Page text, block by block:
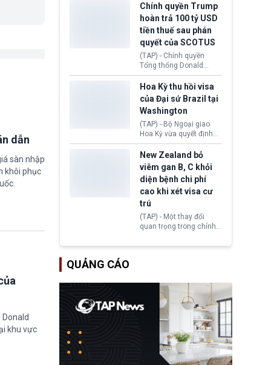
dẫn
sàn nhập
khôi phục
khu vực
toàn y tế.
tăng lãi suất nếu lạm
phát ở Hoa Kỳ không tiếp
tục giảm trong thời gian
tới.
Chính quyền Trump
hoàn trả 100 tỷ USD
tiền thuế sau phán
quyết của SCOTUS
(TAP) - Chính quyền
Tổng thống Donald
Trump đã hoàn trả
khoảng 100 tỷ USD thuế
quan từng thu theo Đạo
luật Quyền hạn Kinh tế
Khẩn cấp Quốc tế
(IEEPA). Động thái này
diễn ra sau phán quyết
hồi tháng 2 bởi Tòa án
Tối cao Hoa Kỳ
(SCOTUS) khi tuyên bố,
việc áp thuế diện rộng là
hoàn toàn bất hợp pháp.
Hoa Kỳ thu hồi visa
của Đại sứ Brazil tại
Washington
(TAP) - Bộ Ngoại giao
Hoa Kỳ vừa quyết định
thu hồi thị thực (visa)
của bà Maria Luiza
Ribeiro Viotti - Đại sứ
Brazil tại Washington.
Động thái trên diễn ra
trong bối cảnh tranh
chấp ngoại giao giữa
chính quyền Tổng thống
Donald Trump và chính
phủ cánh tả Tổng thống
New Zealand bỏ
viêm gan B, C khỏi
diện bệnh chi phí
cao khi xét visa cư
trú
(TAP) - Một thay đổi
quan trọng trong chính
Zealand đang mở ra
gan B hoặc viêm gan C
sẽ không còn bị mặc
định không đáp ứng tiêu
chuẩn sức khỏe chỉ vì
chi phí điều trị khi nộp hồ
sơ xin visa cư trú.
QUẢNG CÁO